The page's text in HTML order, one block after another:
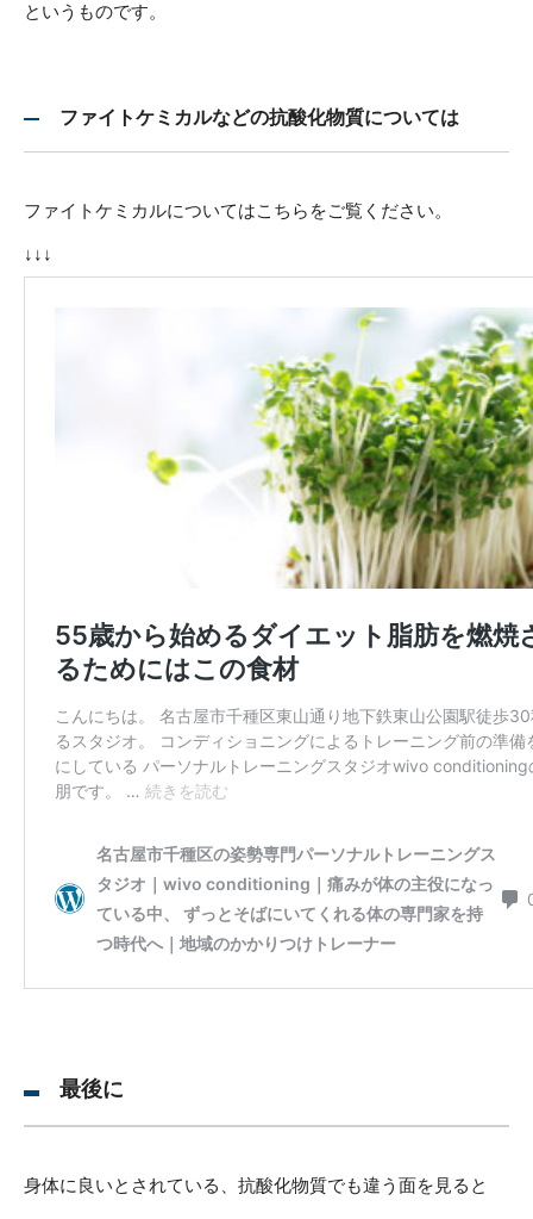
というものです。
ファイトケミカルなどの抗酸化物質については
ファイトケミカルについてはこちらをご覧ください。
↓↓↓
最後に
身体に良いとされている、抗酸化物質でも違う面を見ると